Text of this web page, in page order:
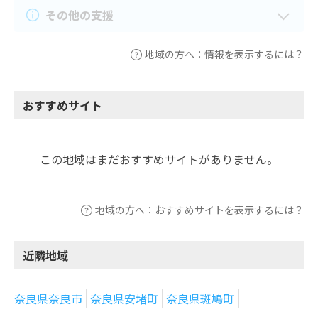
その他の支援
地域の方へ：情報を表示するには？
おすすめサイト
この地域はまだおすすめサイトがありません。
地域の方へ：おすすめサイトを表示するには？
近隣地域
奈良県奈良市 奈良県安堵町 奈良県斑鳩町